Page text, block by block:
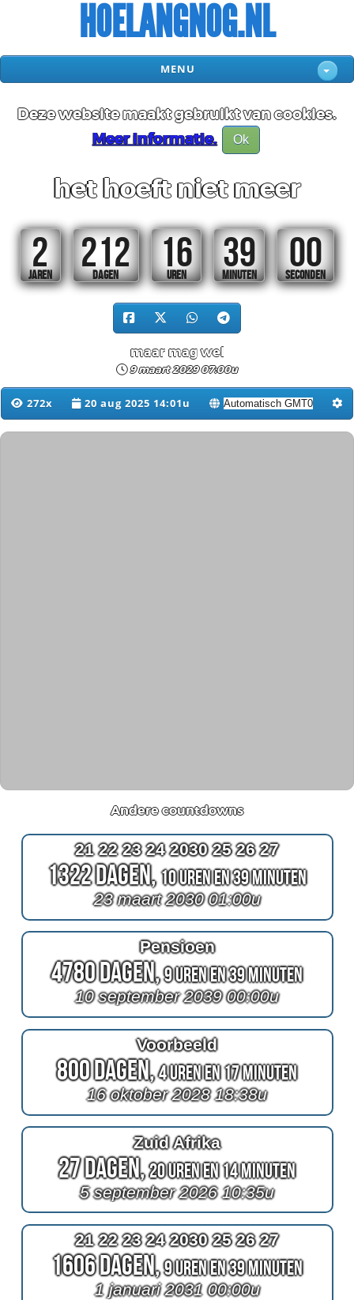
HOELANGNOG.NL
MENU
Deze website maakt gebruikt van cookies.
Meer informatie.
Ok
het hoeft niet meer
2
JAREN
212
DAGEN
16
UREN
39
MINUTEN
00
SECONDEN
maar mag wel
9 maart 2029 07:00u
272x 20 aug 2025 14:01u
Andere countdowns
21 22 23 24 2030 25 26 27
1322 Dagen,10 Uren en 39 Minuten
23 maart 2030 01:00u
Pensioen
4780 Dagen,9 Uren en 39 Minuten
10 september 2039 00:00u
Voorbeeld
800 Dagen,4 Uren en 17 Minuten
16 oktober 2028 18:38u
Zuid Afrika
27 Dagen,20 Uren en 14 Minuten
5 september 2026 10:35u
21 22 23 24 2030 25 26 27
1606 Dagen,9 Uren en 39 Minuten
1 januari 2031 00:00u